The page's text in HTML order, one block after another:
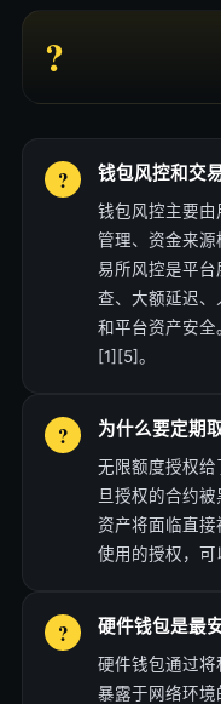
?
钱包风控和交
钱包风控主要
管理、资金来
易所风控是平
查、大额延迟
和平台资产安
[1][5]。
为什么要定期
无限额度授权
旦授权的合约
资产将面临直
使用的授权，可
硬件钱包是最
硬件钱包通过
暴露于网络环